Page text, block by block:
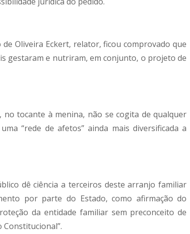
Oliveira Eckert, relator, ficou comprovado que
gestaram e nutriram, em conjunto, o projeto de
tocante à menina, não se cogita de qualquer
“rede de afetos” ainda mais diversificada a
dê ciência a terceiros deste arranjo familiar
por parte do Estado, como afirmação do
da entidade familiar sem preconceito de